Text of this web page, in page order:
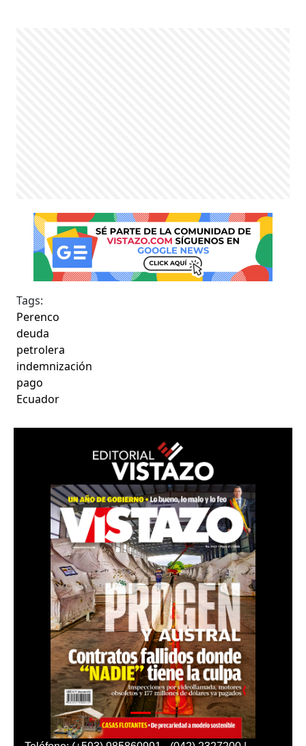
Tags:
Perenco
deuda
petrolera
indemnización
pago
Ecuador